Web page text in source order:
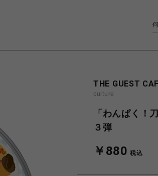
THE GUEST
culture
「わんぱく！
３弾
￥880 税込